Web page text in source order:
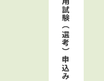
採用試験（選考）
申込み